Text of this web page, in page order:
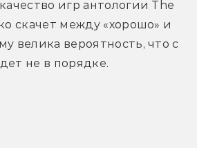
качество игр антологии The
скачет между «хорошо» и
велика вероятность, что с
не в порядке.